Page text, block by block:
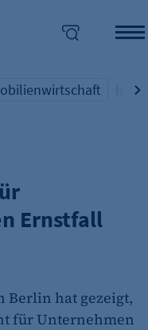
IN
Ernstfall
Berlin hat gezeigt,
für Unternehmen